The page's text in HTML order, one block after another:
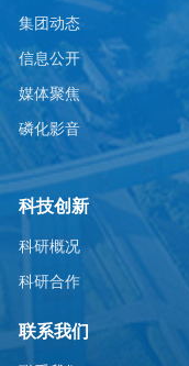
集团动态
信息公开
媒体聚焦
磷化影音
科技创新
科研概况
科研合作
联系我们